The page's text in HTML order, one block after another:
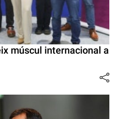
múscul internacional a